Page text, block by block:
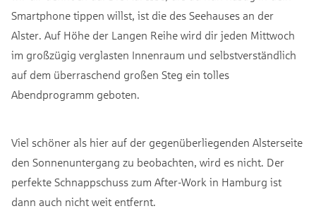
Smartphone tippen willst, ist die des Seehauses an der
Alster. Auf Höhe der Langen Reihe wird dir jeden Mittwoch
im großzügig verglasten Innenraum und selbstverständlich
auf dem überraschend großen Steg ein tolles
Abendprogramm geboten.
Viel schöner als hier auf der gegenüberliegenden Alsterseite
den Sonnenuntergang zu beobachten, wird es nicht. Der
perfekte Schnappschuss zum After-Work in Hamburg ist
dann auch nicht weit entfernt.